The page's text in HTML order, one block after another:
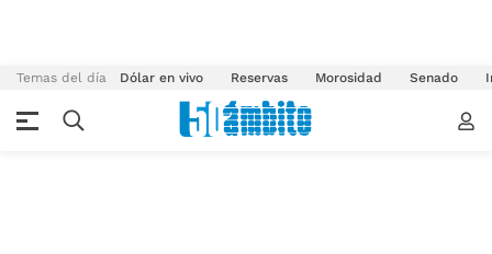
Temas del día Dólar en vivo Reservas Morosidad Senado